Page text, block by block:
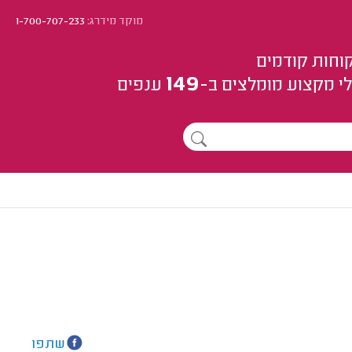
מוקד מידרג:1-700-707-233
קודמים
מקצוע מומלצים ב-149 ענפים
שתפו